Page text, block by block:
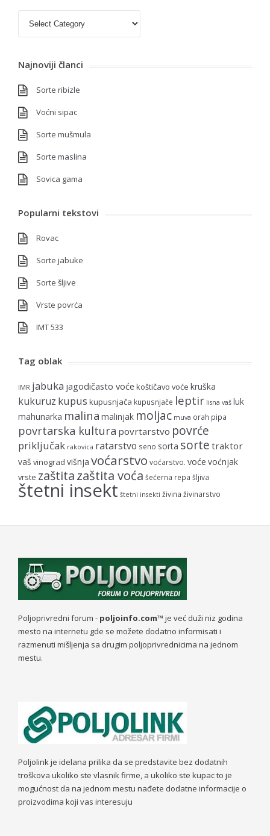
Najnoviji članci
Sorte ribizle
Voćni sipac
Sorte mušmula
Sorte maslina
Sovica gama
Popularni tekstovi
Rovac
Sorte jabuke
Sorte šljive
Vrste povrća
IMT 533
Tag oblak
IMR jabuka jagodičasto voće koštičavo voće kruška
kukuruz kupus kupusnjača kupusnjače leptir lisna vaš luk
mahunarka malina malinjak moljac muva orah pipa
povrtarska kultura povrtarstvo povrće
priključak rakovica ratarstvo seno sorta sorte traktor
vaš vinograd višnja voćarstvo voćarstvo. voće voćnjak
vrste zaštitazaštita voća šećerna repa šljiva
štetni insekt štetni insekti živina živinarstvo
Poljoprivredni forum - poljoinfo.com™ je već duži niz godina
mesto na internetu gde se možete dodatno informisati i
razmenuti mišljenja sa drugim poljoprivrednicima na jednom
mestu.
Poljolink je idelana prilika da se predstavite bez dodatnih
troškova ukoliko ste vlasnik firme, a ukoliko ste kupac to je
mogućnost da na jednom mestu nađete dodatne informacije o
proizvodima koji vas interesuju